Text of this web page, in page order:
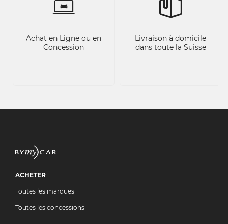
Achat en Ligne ou en
Concession
Livraison à domicile
dans toute la Suisse
ACHETER
Toutes les marques
Toutes les concessions